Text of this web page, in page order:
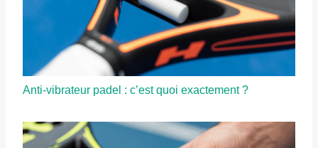
Anti-vibrateur padel : c’est quoi exactement ?